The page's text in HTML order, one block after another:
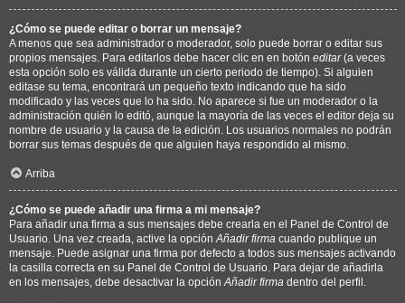
¿Cómo se puede editar o borrar un mensaje?
A menos que sea administrador o moderador, solo puede borrar o editar sus
propios mensajes. Para editarlos debe hacer clic en en botón editar(a veces
esta opción solo es válida durante un cierto periodo de tiempo). Si alguien
editase su tema, encontrará un pequeño texto indicando que ha sido
modificado y las veces que lo ha sido. No aparece si fue un moderador o la
administración quién lo editó, aunque la mayoría de las veces el editor deja su
nombre de usuario y la causa de la edición. Los usuarios normales no podrán
borrar sus temas después de que alguien haya respondido al mismo.
Arriba
¿Cómo se puede añadir una firma a mi mensaje?
Para añadir una firma a sus mensajes debe crearla en el Panel de Control de
Usuario. Una vez creada, active la opción Añadir firma cuando publique un
mensaje. Puede asignar una firma por defecto a todos sus mensajes activando
la casilla correcta en su Panel de Control de Usuario. Para dejar de añadirla
en los mensajes, debe desactivar la opción Añadir firma dentro del perfil.